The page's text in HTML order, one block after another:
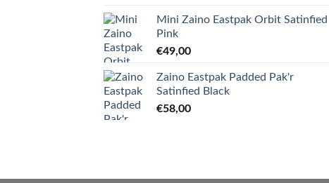
Mini Zaino Eastpak Orbit Satinfied
Pink
€49,00
Zaino Eastpak Padded Pak'r
Satinfied Black
€58,00